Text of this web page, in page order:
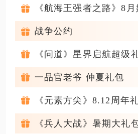
《航海王强者之路》8
战争公约
《问道》星界启航超级
一品官老爷 仲夏礼包
《元素方尖》8.12周年
《兵人大战》暑期大礼